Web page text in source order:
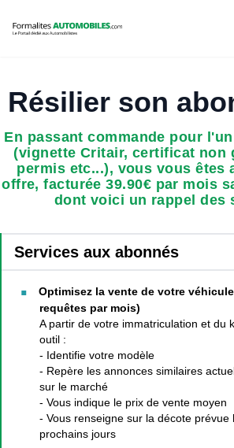
Résilier son
En passant commande pour
(vignette Critair, certificat non
permis etc...), vous vous êtes
offre, facturée 39.90€ par mois
dont voici un rappel des
Services aux abonnés
Optimisez la vente de votre
requêtes par mois)
A partir de votre immatriculation et du
outil :
- Identifie votre modèle
- Repère les annonces similaires
sur le marché
- Vous indique le prix de vente moyen
- Vous renseigne sur la décote prévue
prochains jours